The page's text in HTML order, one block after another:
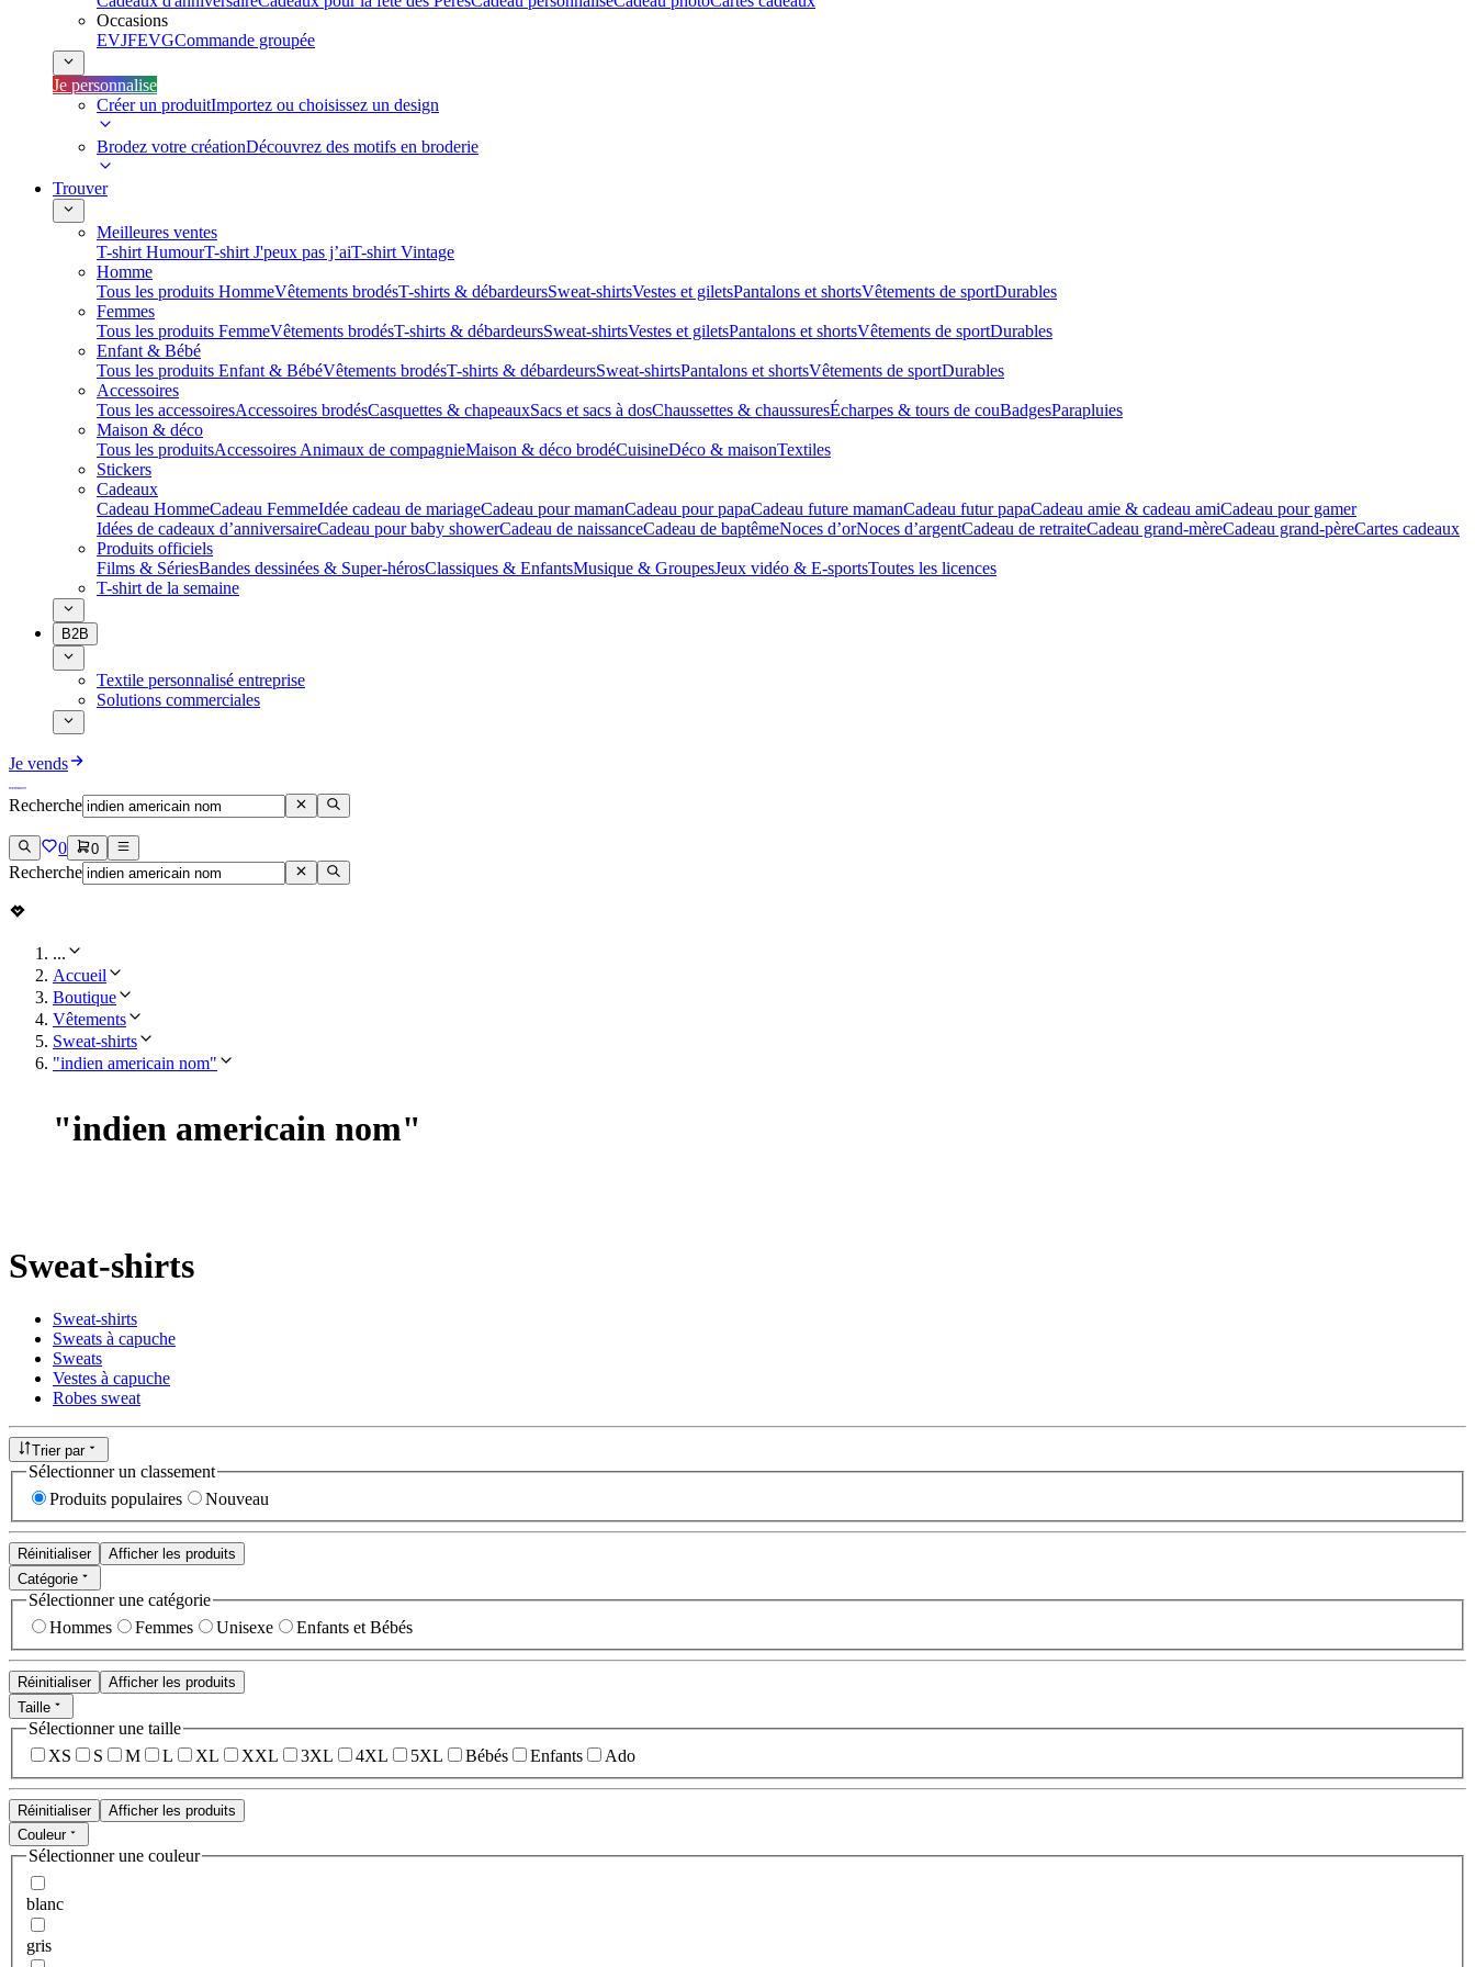
Occasions
EVJFEVGCommande groupée
Je personnalise
Créer un produitImportez ou choisissez un design
Brodez votre créationDécouvrez des motifs en broderie
Trouver
Meilleures ventes
T-shirt HumourT-shirt J'peux pas j’aiT-shirt Vintage
Homme
Tous les produits HommeVêtements brodésT-shirts & débardeursSweat-shirtsVestes et giletsPantalons et shortsVêtements de sportDurables
Femmes
Tous les produits FemmeVêtements brodésT-shirts & débardeursSweat-shirtsVestes et giletsPantalons et shortsVêtements de sportDurables
Enfant & Bébé
Tous les produits Enfant & BébéVêtements brodésT-shirts & débardeursSweat-shirtsPantalons et shortsVêtements de sportDurables
Accessoires
Tous les accessoiresAccessoires brodésCasquettes & chapeauxSacs et sacs à dosChaussettes & chaussuresÉcharpes & tours de couBadgesParapluies
Maison & déco
Tous les produitsAccessoires Animaux de compagnieMaison & déco brodéCuisineDéco & maisonTextiles
Stickers
Cadeaux
Cadeau HommeCadeau FemmeIdée cadeau de mariage​Cadeau pour mamanCadeau pour papaCadeau future mamanCadeau futur papaCadeau amie & cadeau amiCadeau pour gamer
Idées de cadeaux d’anniversaireCadeau pour baby showerCadeau de naissanceCadeau de baptêmeNoces d’orNoces d’argentCadeau de retraiteCadeau grand-mèreCadeau grand-pèreCartes cadeaux
Produits officiels
Films & SériesBandes dessinées & Super-hérosClassiques & EnfantsMusique & GroupesJeux vidéo & E-sportsToutes les licences
T-shirt de la semaine
B2B
Textile personnalisé entreprise
Solutions commerciales
Je vends
Recherche
0 0
Recherche
...
Accueil
Boutique
Vêtements
Sweat-shirts
"indien americain nom"
"indien americain nom"
Sweat-shirts
Sweat-shirts
Sweats à capuche
Sweats
Vestes à capuche
Robes sweat
Trier par
Sélectionner un classement
Produits populaires
Nouveau
Réinitialiser
Afficher les produits
Catégorie
Sélectionner une catégorie
Hommes
Femmes Unisexe Enfants et Bébés
Réinitialiser
Afficher les produits
Taille
Sélectionner une taille
XS
S M L XL XXL 3XL 4XL 5XL Bébés Enfants Ado
Réinitialiser
Afficher les produits
Couleur
Sélectionner une couleur
blanc
gris